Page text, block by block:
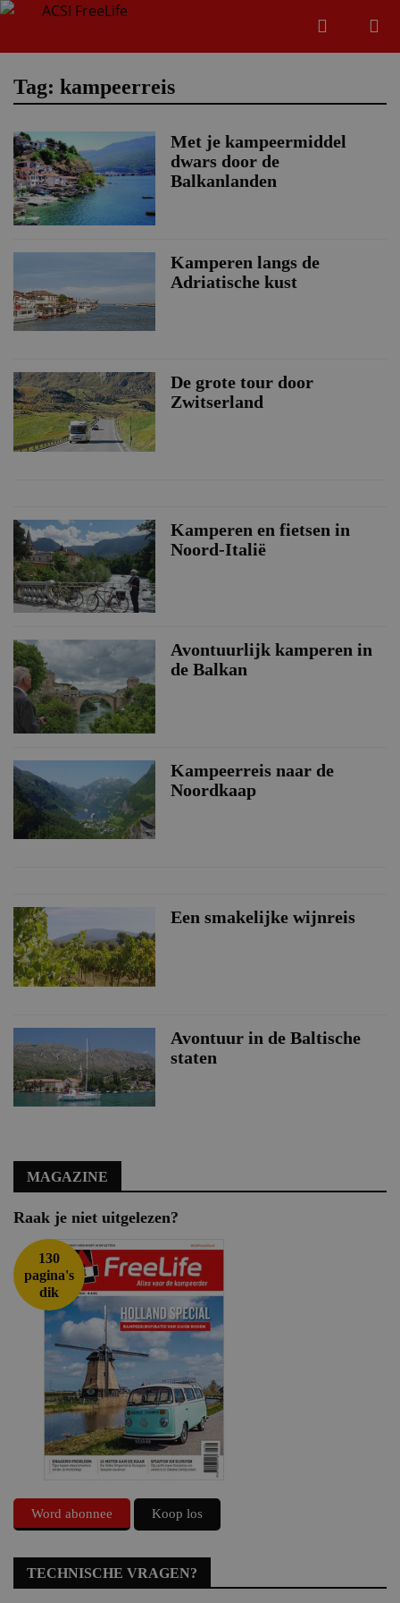
Zoeken
Tag: kampeerreis
Met je kampeermiddel
dwars door de
Balkanlanden
Kamperen langs de
Adriatische kust
De grote tour door
Zwitserland
Kamperen en fietsen in
Noord-Italië
Avontuurlijk kamperen in
de Balkan
Kampeerreis naar de
Noordkaap
Een smakelijke wijnreis
Avontuur in de Baltische
staten
MAGAZINE
Raak je niet uitgelezen?
130
pagina's
dik
Word abonnee Koop los
TECHNISCHE VRAGEN?